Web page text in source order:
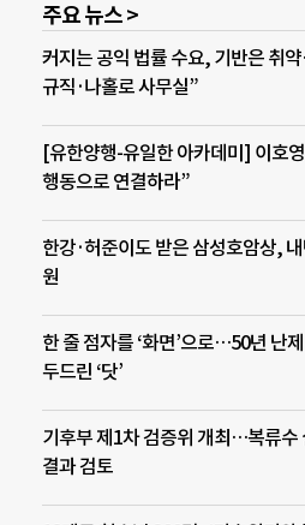
주요 뉴스 >
커지는 공익 법률 수요, 기반은 취
규직·나홀로 사무실”
[유한양행-유일한 아카데미] 이호
행동으로 연결하라”
한강·허준이도 받은 삼성호암상,
원
한 줄 점자를 ‘화면’으로…50년 난
두드린 ‘닷’
기후부 제1차 검증위 개최…복류수
결과 검토